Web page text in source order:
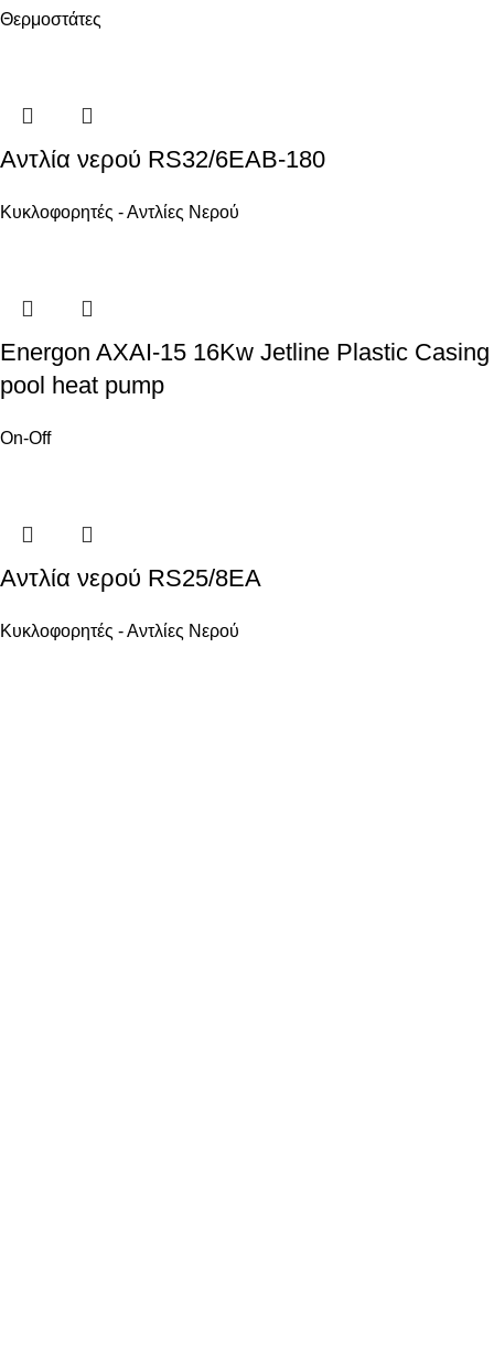
Θερμοστάτες
Αντλία νερού RS32/6EAB-180
Κυκλοφορητές - Αντλίες Νερού
Energon AXAI-15 16Kw Jetline Plastic Casing
pool heat pump
On-Off
Αντλία νερού RS25/8EA
Κυκλοφορητές - Αντλίες Νερού